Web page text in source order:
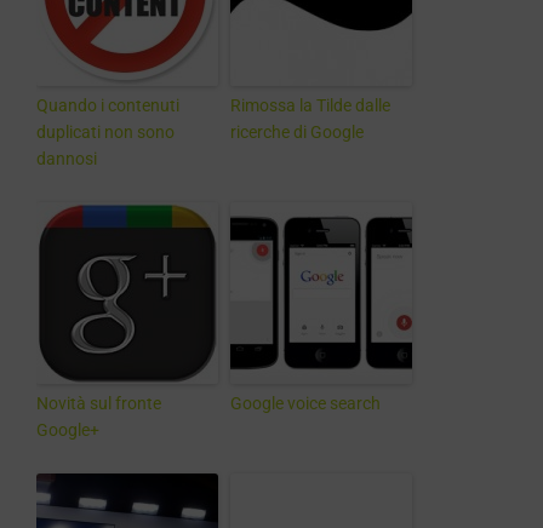
Quando i contenuti
duplicati non sono
dannosi
Rimossa la Tilde dalle
ricerche di Google
Novità sul fronte
Google+
Google voice search